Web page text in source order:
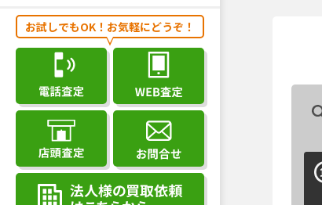
お試しでもOK！お気軽にどうぞ！